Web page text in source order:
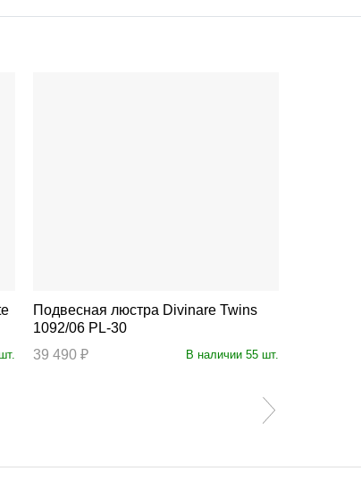
Подвесная люстра Divinare Twins
1092/06 PL-30
39 490 ₽
В наличии 55 шт.